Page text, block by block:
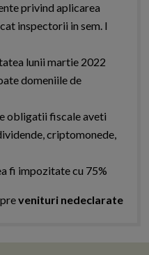
privind aplicarea
inspectorii in sem. I
lunii martie 2022
domeniile de
obligatii fiscale aveti
criptomonede,
fi impozitate cu 75%
venituri nedeclarate